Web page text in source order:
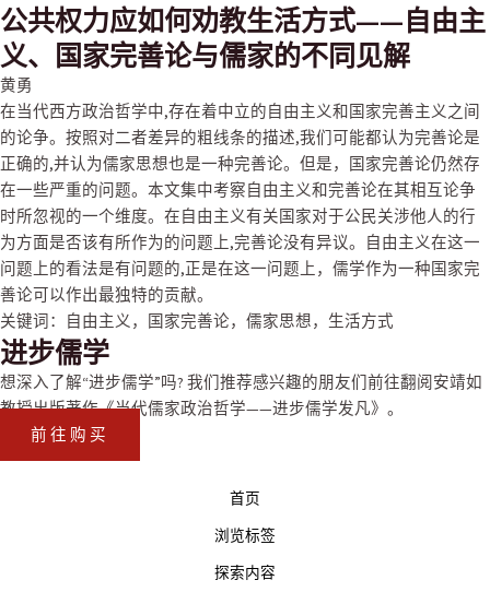
公共权力应如何劝教生活方式——自由主
义、国家完善论与儒家的不同见解
黄勇
在当代西方政治哲学中,存在着中立的自由主义和国家完善主义之间
的论争。按照对二者差异的粗线条的描述,我们可能都认为完善论是
正确的,并认为儒家思想也是一种完善论。但是，国家完善论仍然存
在一些严重的问题。本文集中考察自由主义和完善论在其相互论争
时所忽视的一个维度。在自由主义有关国家对于公民关涉他人的行
为方面是否该有所作为的问题上,完善论没有异议。自由主义在这一
问题上的看法是有问题的,正是在这一问题上，儒学作为一种国家完
善论可以作出最独特的贡献。
关键词：
自由主义， 国家完善论， 儒家思想， 生活方式
进步儒学
想深入了解“进步儒学”吗? 我们推荐感兴趣的朋友们前往翻阅安靖如
教授出版著作《当代儒家政治哲学——进步儒学发凡》 。
前往购买
首页
浏览标签
探索内容